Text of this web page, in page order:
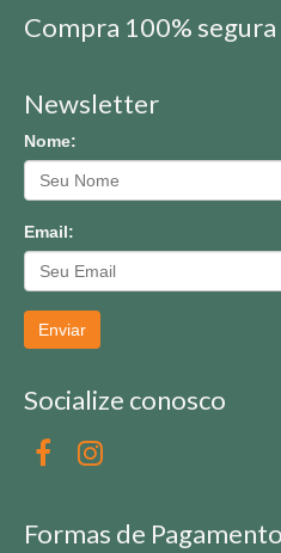
Compra 100% segura
Newsletter
Nome:
Email:
Enviar
Socialize conosco
Formas de Pagamento